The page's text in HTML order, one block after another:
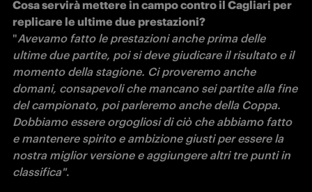
Cosa servirà mettere in campo contro il Cagliari per
"Avevamo fatto le prestazioni anche prima delle
ultime due partite, poi si deve giudicare il risultato e il
momento della stagione. Ci proveremo anche
domani, consapevoli che mancano sei partite alla fine
del campionato, poi parleremo anche della Coppa.
Dobbiamo essere orgogliosi di ciò che abbiamo fatto
e mantenere spirito e ambizione giusti per essere la
nostra miglior versione e aggiungere altri tre punti in
classifica".